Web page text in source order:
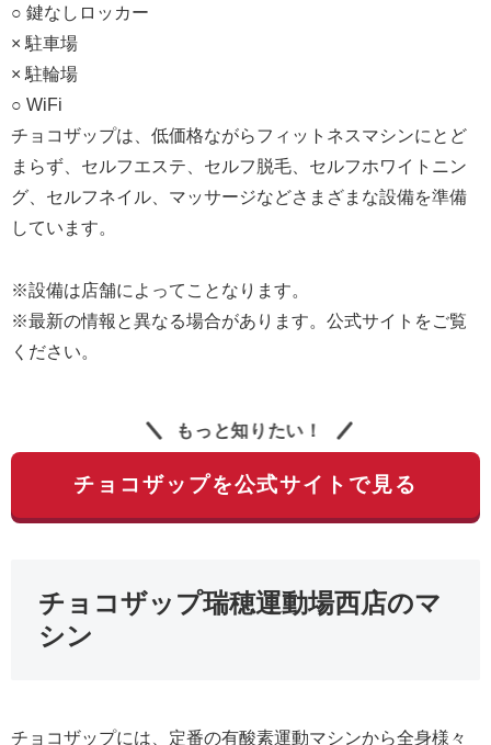
○ 鍵なしロッカー
× 駐車場
× 駐輪場
○ WiFi
チョコザップは、低価格ながらフィットネスマシンにとど
まらず、セルフエステ、セルフ脱毛、セルフホワイトニン
グ、セルフネイル、マッサージなどさまざまな設備を準備
しています。
※設備は店舗によってことなります。
※最新の情報と異なる場合があります。公式サイトをご覧
ください。
もっと知りたい！
チョコザップを公式サイトで見る
チョコザップ瑞穂運動場西店のマ
シン
チョコザップには、定番の有酸素運動マシンから全身様々